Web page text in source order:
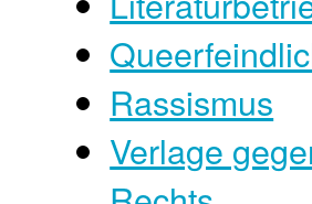
Rassismus
Verlage